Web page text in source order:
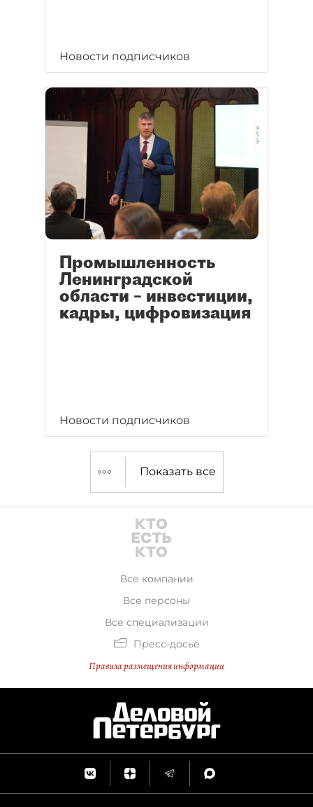
Новости подписчиков
Промышленность
Ленинградской
области – инвестиции,
кадры, цифровизация
Новости подписчиков
Показать все
Все компании
Все персоны
Все специализации
Пресс-досье
Правила размещения информации